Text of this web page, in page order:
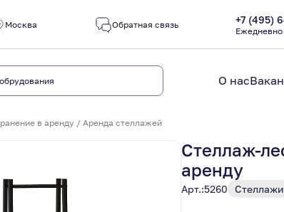
Москва Обратная связь +7 (495)
Ежедневно
О нас
в аренду / Аренда стеллажей
Стеллаж-
аренду
Арт.:5260 Стеллажи